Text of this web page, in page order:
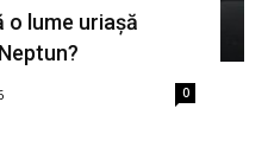
o lume uriașă
0